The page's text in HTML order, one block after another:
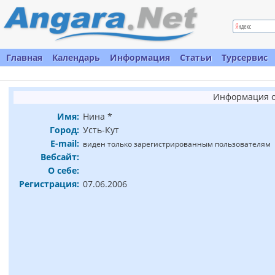
Главная Календарь Информация Статьи Турсервис
Информация
Имя: Нина *
Город: Усть-Кут
E-mail: виден только зарегистрированным пользователям
Вебсайт:
О себе:
Регистрация: 07.06.2006